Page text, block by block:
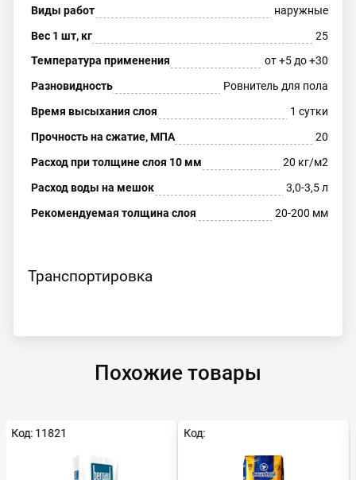
Виды работ
наружные
Вес 1 шт, кг
25
Температура применения
от +5 до +30
Разновидность
Ровнитель для пола
Время высыхания слоя
1 сутки
Прочность на сжатие, МПА
20
Расход при толщине слоя 10 мм
20 кг/м2
Расход воды на мешок
3,0-3,5 л
Рекомендуемая толщина слоя
20-200 мм
Транспортировка
Похожие товары
Код: 11821 Код: